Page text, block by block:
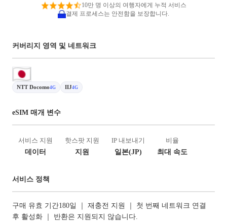
10만 명 이상의 여행자에게 누적 서비스
결제 프로세스는 안전함을 보장합니다.
커버리지 영역 및 네트워크
NTT Docomo4G IIJ4G
eSIM 매개 변수
서비스 지원
데이터
핫스팟 지원
지원
IP 내보내기
일본(JP)
비율
최대 속도
서비스 정책
구매 유효 기간180일 ｜ 재충전 지원 ｜ 첫 번째 네트워크 연결
후 활성화 ｜ 반환은 지원되지 않습니다.